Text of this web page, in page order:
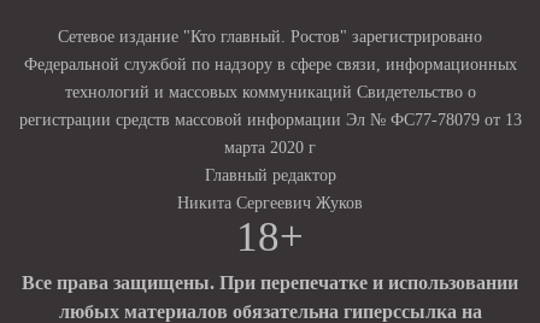
Сетевое издание "Кто главный. Ростов" зарегистрировано
Федеральной службой по надзору в сфере связи, информационных
технологий и массовых коммуникаций Свидетельство о
регистрации средств массовой информации Эл № ФС77-78079 от 13
марта 2020 г
Главный редактор
Никита Сергеевич Жуков
18+
Все права защищены. При перепечатке и использовании
любых материалов обязательна гиперссылка на